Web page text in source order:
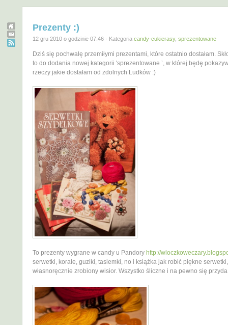
Prezenty :)
12 gru 2010 o godzinie 07:46 · Kategoria candy-cukierasy, sprezentowane
Dziś się pochwalę przemiłymi prezentami, które ostatnio dostałam.
to do dodania nowej kategorii 'sprezentowane ’, w której będę
rzeczy jakie dostałam od zdolnych Ludków :)
To prezenty wygrane w candy u Pandory http://
serwetki, korale, guziki, tasiemki, no i książka jak robić piękne
własnoręcznie zrobiony wisior. Wszystko śliczne i na pewno się